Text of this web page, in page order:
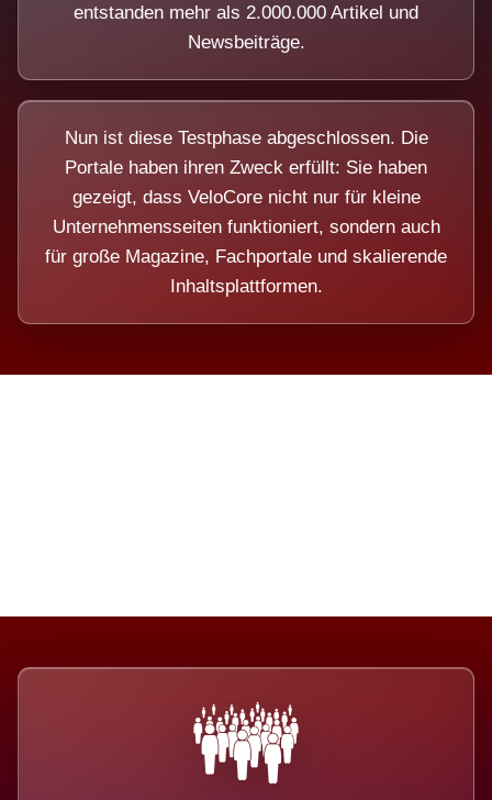
entstanden mehr als 2.000.000 Artikel und
Newsbeiträge.
Nun ist diese Testphase abgeschlossen. Die
Portale haben ihren Zweck erfüllt: Sie haben
gezeigt, dass VeloCore nicht nur für kleine
Unternehmensseiten funktioniert, sondern auch
für große Magazine, Fachportale und skalierende
Inhaltsplattformen.